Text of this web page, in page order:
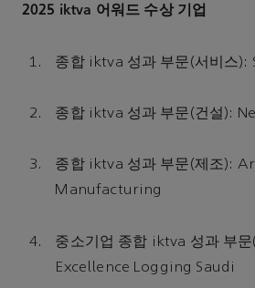
2025 iktva 어워드 수상 기업
종합 iktva 성과 부문(서비스):
종합 iktva 성과 부문(건설):
종합 iktva 성과 부문(제조):
Manufacturing
중소기업 종합 iktva 성과 부문
Excellence Logging Saudi